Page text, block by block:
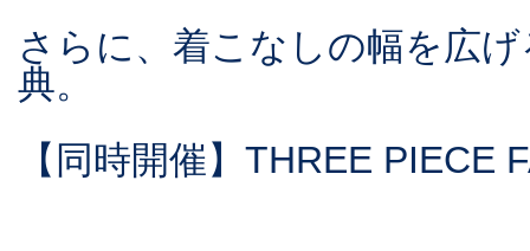
さらに、着こなしの幅を広
典。
【同時開催】THREE PIECE